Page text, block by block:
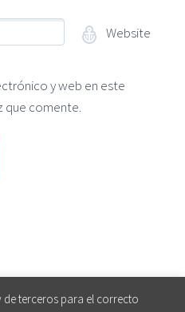
Website
y web en este
que comente.
terceros para el correcto